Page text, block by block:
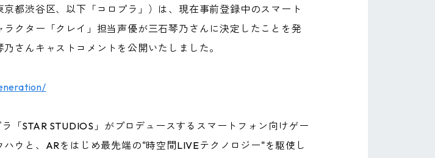
都渋谷区、以下「コロプラ」）は、現在事前登録中のスマート
クター「クレイ」担当声優が三石琴乃さんに決定したことを発
さんキャストコメントを公開いたしました。
「STAR STUDIOS」がプロデュースするスマートフォン向けゲー
ウと、ARをはじめ最先端の"時空間LIVEテクノロジー"を駆使し